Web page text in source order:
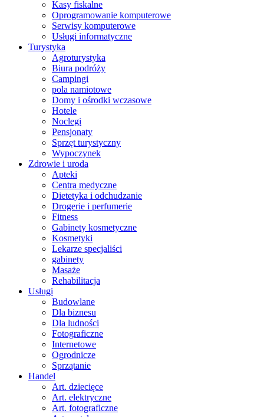
Kasy fiskalne
Oprogramowanie komputerowe
Serwisy komputerowe
Usługi informatyczne
Turystyka
Agroturystyka
Biura podróży
Campingi
pola namiotowe
Domy i ośrodki wczasowe
Hotele
Noclegi
Pensjonaty
Sprzęt turystyczny
Wypoczynek
Zdrowie i uroda
Apteki
Centra medyczne
Dietetyka i odchudzanie
Drogerie i perfumerie
Fitness
Gabinety kosmetyczne
Kosmetyki
Lekarze specjaliści
gabinety
Masaże
Rehabilitacja
Usługi
Budowlane
Dla biznesu
Dla ludności
Fotograficzne
Internetowe
Ogrodnicze
Sprzątanie
Handel
Art. dziecięce
Art. elektryczne
Art. fotograficzne